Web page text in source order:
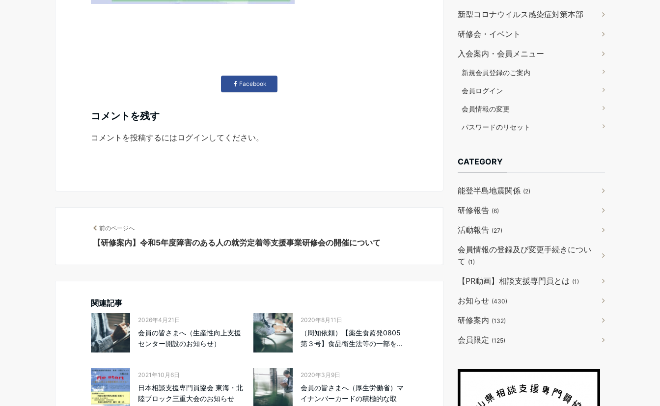
Facebook
コメントを残す
コメントを投稿するには ログイン してください。
前のページへ
【研修案内】令和5年度障害のある人の就労定着等支援事業研修会の開催について
関連記事
2026年4月21日
会員の皆さまへ（生産性向上支援
センター開設のお知らせ）
2020年8月11日
（周知依頼）【薬生食監発0805
第３号】食品衛生法等の一部を...
2021年10月6日
日本相談支援専門員協会 東海・北
陸ブロック三重大会のお知らせ
2020年3月9日
会員の皆さまへ（厚生労働省）マ
イナンバーカードの積極的な取
新型コロナウイルス感染症対策本部
研修会・イベント
入会案内・会員メニュー
新規会員登録のご案内
会員ログイン
会員情報の変更
パスワードのリセット
CATEGORY
能登半島地震関係 (2)
研修報告 (6)
活動報告 (27)
会員情報の登録及び変更手続きについ
て (1)
【PR動画】相談支援専門員とは (1)
お知らせ (430)
研修案内 (132)
会員限定 (125)